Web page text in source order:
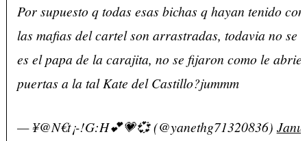
Por supuesto q todas esas bichas q hayan tenido
las mafias del cartel son arrastradas, todavia no se
es el papa de la carajita, no se fijaron como le
puertas a la tal Kate del Castillo?jummm
— ¥@N€t¡-!G:H💕💗💞 (@yanethg71320836)